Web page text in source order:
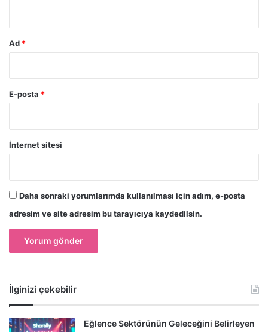
Ad *
E-posta *
İnternet sitesi
Daha sonraki yorumlarımda kullanılması için adım, e-posta
adresim ve site adresim bu tarayıcıya kaydedilsin.
İlginizi çekebilir
Eğlence Sektörünün Geleceğini Belirleyen